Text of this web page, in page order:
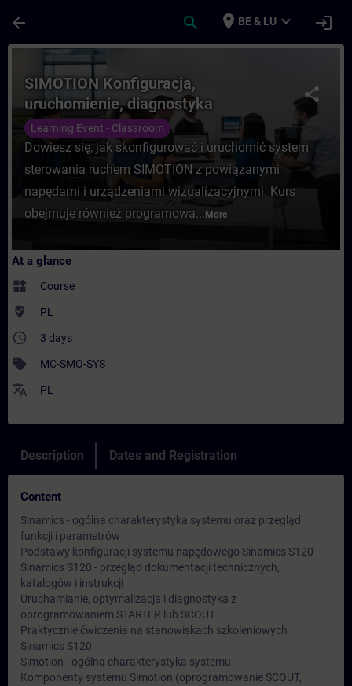
arrow_back search place BE & LU expand_more login
Course - SIMOTION Konfiguracja,
share
SIMOTION Konfiguracja,
uruchomienie, diagnostyka
Learning Event - Classroom
Dowiesz się, jak skonfigurować i uruchomić system
sterowania ruchem SIMOTION z powiązanymi
napędami i urządzeniami wizualizacyjnymi. Kurs
obejmuje również programowa... More
At a glance
widgets Course
where_to_vote PL
access_time 3 days
sell MC-SMO-SYS
translate PL
Description Dates and Registration
Content
Sinamics - ogólna charakterystyka systemu oraz przegląd
funkcji i parametrów
Podstawy konfiguracji systemu napędowego Sinamics S120
Sinamics S120 - przegląd dokumentacji technicznych,
katalogów i instrukcji
Uruchamianie, optymalizacja i diagnostyka z
oprogramowaniem STARTER lub SCOUT
Praktycznie ćwiczenia na stanowiskach szkoleniowych
Sinamics S120
Simotion - ogólna charakterystyka systemu
Komponenty systemu Simotion (oprogramowanie SCOUT,